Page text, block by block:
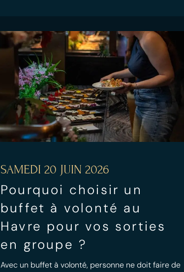
SAMEDI 20 JUIN 2026
Pourquoi choisir un
buffet à volonté au
Havre pour vos sorties
en groupe ?
Avec un buffet à volonté, personne ne doit faire de